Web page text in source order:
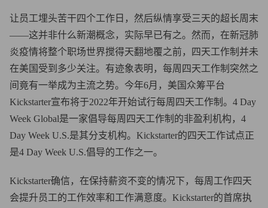
让员工埋头苦干四个工作日，然后纵情享受三天的超长周末
——这并非什么新潮概念，实际早已有之。然而，在新冠肺
炎疫情将整个职场世界搅得天翻地覆之前，四天工作制并未
在美国受到多少关注。有迹象表明，每周四天工作制突然之
间竟有一举成为主流之势。今年6月，美国众筹平台
Kickstarter宣布将于2022年开始试行每周四天工作制。4 Day
Week Global是一家倡导每周四天工作制的非盈利机构，4
Day Week U.S.是其分支机构。Kickstarter的四天工作试点正
是4 Day Week U.S.倡导的工作之一。
Kickstarter确信，在保持薪资不变的情况下，每周工作四天
会提升员工的工作效率和工作满意度。Kickstarter的首席执